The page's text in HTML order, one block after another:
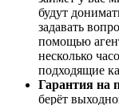
будут
задавать
помощью
несколько
подходящие
Гарантия на
берёт